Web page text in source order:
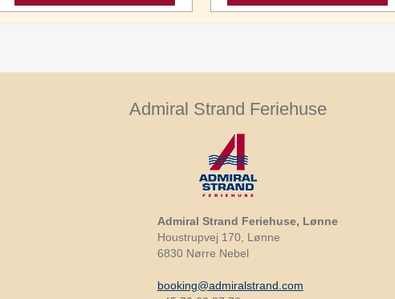
Admiral Strand Feriehuse
Admiral Strand Feriehuse, Lønne
Houstrupvej 170, Lønne
6830 Nørre Nebel
booking@admiralstrand.com